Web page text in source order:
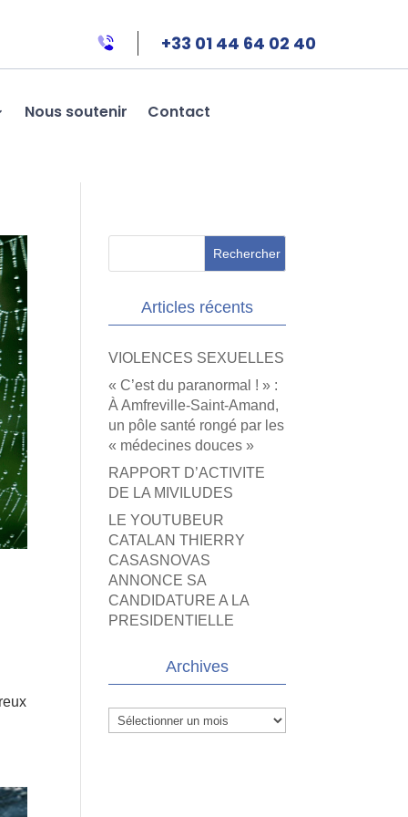
+33 01 44 64 02 40
Nous soutenir Contact
Articles récents
VIOLENCES SEXUELLES
« C’est du paranormal ! » :
À Amfreville-Saint-Amand,
un pôle santé rongé par les
« médecines douces »
RAPPORT D’ACTIVITE
DE LA MIVILUDES
LE YOUTUBEUR
CATALAN THIERRY
CASASNOVAS
ANNONCE SA
CANDIDATURE A LA
PRESIDENTIELLE
Archives
Archives